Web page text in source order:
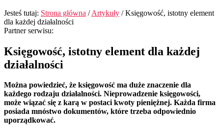
Jesteś tutaj: Strona główna / Artykuły /Księgowość, istotny element
dla każdej działalności
Partner serwisu:
Księgowość, istotny element dla każdej
działalności
Można powiedzieć, że księgowość ma duże znaczenie dla
każdego rodzaju działalności. Nieprowadzenie księgowości,
może wiązać się z karą w postaci kwoty pieniężnej. Każda firma
posiada mnóstwo dokumentów, które trzeba odpowiednio
uporządkować.